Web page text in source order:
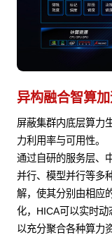
异构融合智算
屏蔽集群内底层算力
力利用率与可用性。
通过自研的服务层、
并行、模型并行等多
解，使其分别由相应
化，HICA可以实时动
以充分聚合各种算力